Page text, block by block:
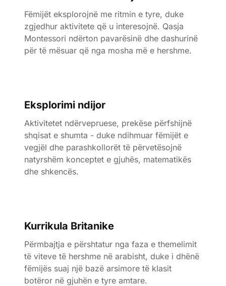
Fëmijët eksplorojnë me ritmin e tyre, duke
zgjedhur aktivitete që u interesojnë. Qasja
Montessori ndërton pavarësinë dhe dashurinë
për të mësuar që nga mosha më e hershme.
Eksplorimi ndijor
Aktivitetet ndërvepruese, prekëse përfshijnë
shqisat e shumta - duke ndihmuar fëmijët e
vegjël dhe parashkollorët të përvetësojnë
natyrshëm konceptet e gjuhës, matematikës
dhe shkencës.
Kurrikula Britanike
Përmbajtja e përshtatur nga faza e themelimit
të viteve të hershme në arabisht, duke i dhënë
fëmijës suaj një bazë arsimore të klasit
botëror në gjuhën e tyre amtare.